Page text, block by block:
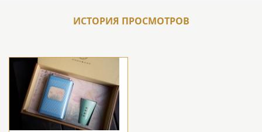
ИСТОРИЯ ПРОСМОТРОВ